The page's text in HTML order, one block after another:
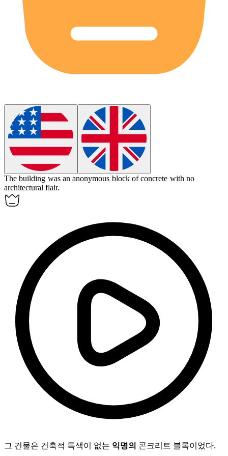
The building was ananonymous block of concrete with no
architectural flair.
그 건물은 건축적 특색이 없는 익명의 콘크리트 블록이었다.